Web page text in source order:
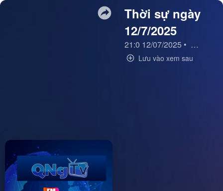
Thời sự ngày
12/7/2025
21:0 12/07/2025 • Thời sự
Lưu vào xem sau